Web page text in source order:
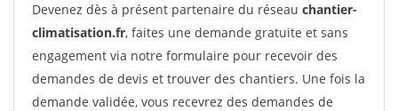
Devenez dès à présent partenaire du réseau chantier-
climatisation.fr, faites une demande gratuite et sans
engagement via notre formulaire pour recevoir des
demandes de devis et trouver des chantiers. Une fois la
demande validée, vous recevrez des demandes de